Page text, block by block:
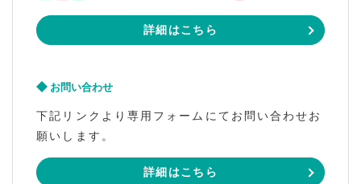
詳細はこちら
お問い合わせ
下記リンクより専用フォームにてお問い合わせお
願いします。
詳細はこちら